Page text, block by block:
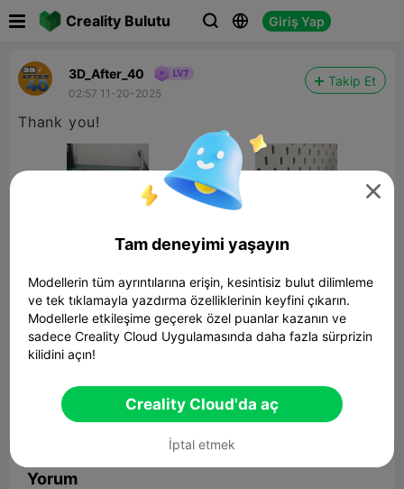
Creality Bulutu   Giriş Yap
3D_After_40
02:57 11-20-2025
Takip Et
Thank you!
İkea Skadis Tape Holder

Yorum

Tam deneyimi yaşayın
Modellerin tüm ayrıntılarına erişin, kesintisiz bulut dilimleme
ve tek tıklamayla yazdırma özelliklerinin keyfini çıkarın.
Modellerle etkileşime geçerek özel puanlar kazanın ve
sadece Creality Cloud Uygulamasında daha fazla sürprizin
kilidini açın!
Creality Cloud'da aç
İptal etmek